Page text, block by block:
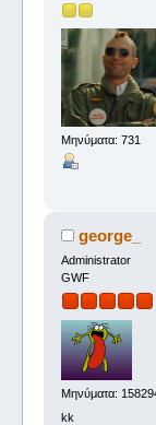
Μηνύματα: 731
george_
Administrator
GWF
Μηνύματα:
kk